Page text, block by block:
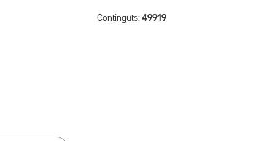
Continguts: 49919